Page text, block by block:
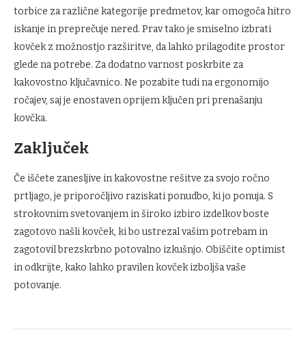
torbice za različne kategorije predmetov, kar omogoča hitro
iskanje in preprečuje nered. Prav tako je smiselno izbrati
kovček z možnostjo razširitve, da lahko prilagodite prostor
glede na potrebe. Za dodatno varnost poskrbite za
kakovostno ključavnico. Ne pozabite tudi na ergonomijo
ročajev, saj je enostaven oprijem ključen pri prenašanju
kovčka.
Zaključek
Če iščete zanesljive in kakovostne rešitve za svojo ročno
prtljago, je priporočljivo raziskati ponudbo, ki jo ponuja. S
strokovnim svetovanjem in široko izbiro izdelkov boste
zagotovo našli kovček, ki bo ustrezal vašim potrebam in
zagotovil brezskrbno potovalno izkušnjo. Obiščite optimist
in odkrijte, kako lahko pravilen kovček izboljša vaše
potovanje.